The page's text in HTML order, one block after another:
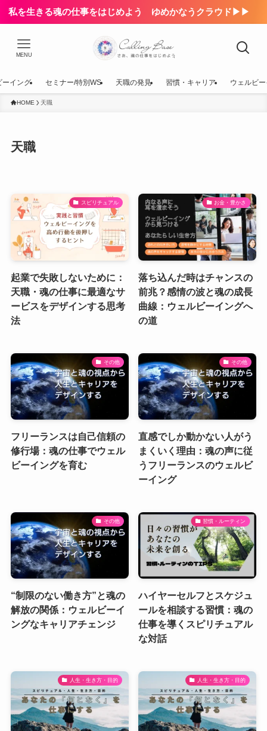
私を生きる魂の仕事をはじめよう ゆめかなうクラウド▶▶
MENU
ーイング セミナー/特別WS 天職の発見 習慣・キャリア ウェルビ
HOME 天職
天職
スピリチュアル
起業で失敗しないために：
天職・魂の仕事に最適なサ
ービスをデザインする思考
法
お金・豊かさ
落ち込んだ時はチャンスの
前兆？感情の波と魂の成長
曲線：ウェルビーイングへ
の道
その他
フリーランスは自己信頼の
修行場：魂の仕事でウェル
ビーイングを育む
その他
直感でしか動かない人がう
まくいく理由：魂の声に従
うフリーランスのウェルビ
ーイング
その他
“制限のない働き方”と魂の
解放の関係：ウェルビーイ
ングなキャリアチェンジ
習慣・ルーティン
ハイヤーセルフとスケジュ
ールを相談する習慣：魂の
仕事を導くスピリチュアル
な対話
人生・生き方・目的 人生・生き方・目的